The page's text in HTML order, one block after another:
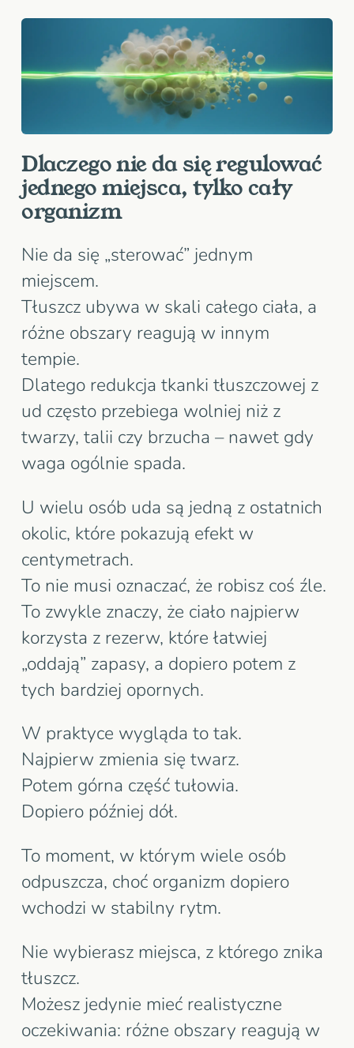
Dlaczego nie da się regulować
jednego miejsca, tylko cały
organizm
Nie da się „sterować” jednym
miejscem.
Tłuszcz ubywa w skali całego ciała, a
różne obszary reagują w innym
tempie.
Dlatego redukcja tkanki tłuszczowej z
ud często przebiega wolniej niż z
twarzy, talii czy brzucha – nawet gdy
waga ogólnie spada.
U wielu osób uda są jedną z ostatnich
okolic, które pokazują efekt w
centymetrach.
To nie musi oznaczać, że robisz coś źle.
To zwykle znaczy, że ciało najpierw
korzysta z rezerw, które łatwiej
„oddają” zapasy, a dopiero potem z
tych bardziej opornych.
W praktyce wygląda to tak.
Najpierw zmienia się twarz.
Potem górna część tułowia.
Dopiero później dół.
To moment, w którym wiele osób
odpuszcza, choć organizm dopiero
wchodzi w stabilny rytm.
Nie wybierasz miejsca, z którego znika
tłuszcz.
Możesz jedynie mieć realistyczne
oczekiwania: różne obszary reagują w